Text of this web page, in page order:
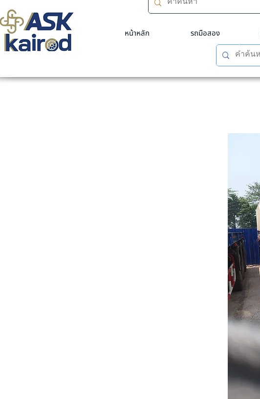
หน้าหลัก รถมือสอง